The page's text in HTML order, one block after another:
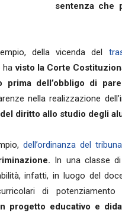
sentenza che
della vicenda del
havisto la Corte
prima dell’obbligo di
nella realizzazione
diritto allo studio degli
dell’ordinanza del
In una classe
infatti, in luogo del
di potenziamento
progetto educativo e